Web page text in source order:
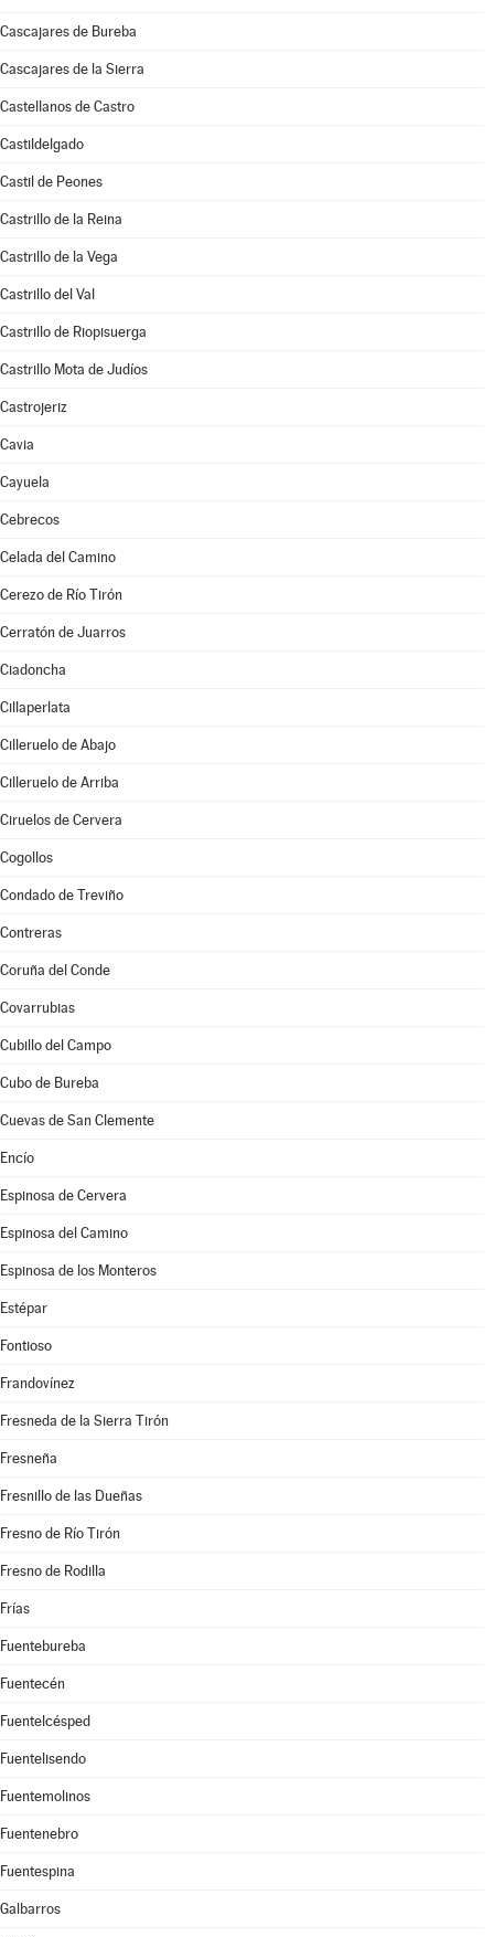
Cascajares de Bureba
Cascajares de la Sierra
Castellanos de Castro
Castildelgado
Castil de Peones
Castrillo de la Reina
Castrillo de la Vega
Castrillo del Val
Castrillo de Riopisuerga
Castrillo Mota de Judíos
Castrojeriz
Cavia
Cayuela
Cebrecos
Celada del Camino
Cerezo de Río Tirón
Cerratón de Juarros
Ciadoncha
Cillaperlata
Cilleruelo de Abajo
Cilleruelo de Arriba
Ciruelos de Cervera
Cogollos
Condado de Treviño
Contreras
Coruña del Conde
Covarrubias
Cubillo del Campo
Cubo de Bureba
Cuevas de San Clemente
Encío
Espinosa de Cervera
Espinosa del Camino
Espinosa de los Monteros
Estépar
Fontioso
Frandovínez
Fresneda de la Sierra Tirón
Fresneña
Fresnillo de las Dueñas
Fresno de Río Tirón
Fresno de Rodilla
Frías
Fuentebureba
Fuentecén
Fuentelcésped
Fuentelisendo
Fuentemolinos
Fuentenebro
Fuentespina
Galbarros